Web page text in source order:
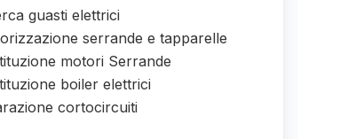
guasti elettrici
serrande e tapparelle
motori Serrande
boiler elettrici
cortocircuiti